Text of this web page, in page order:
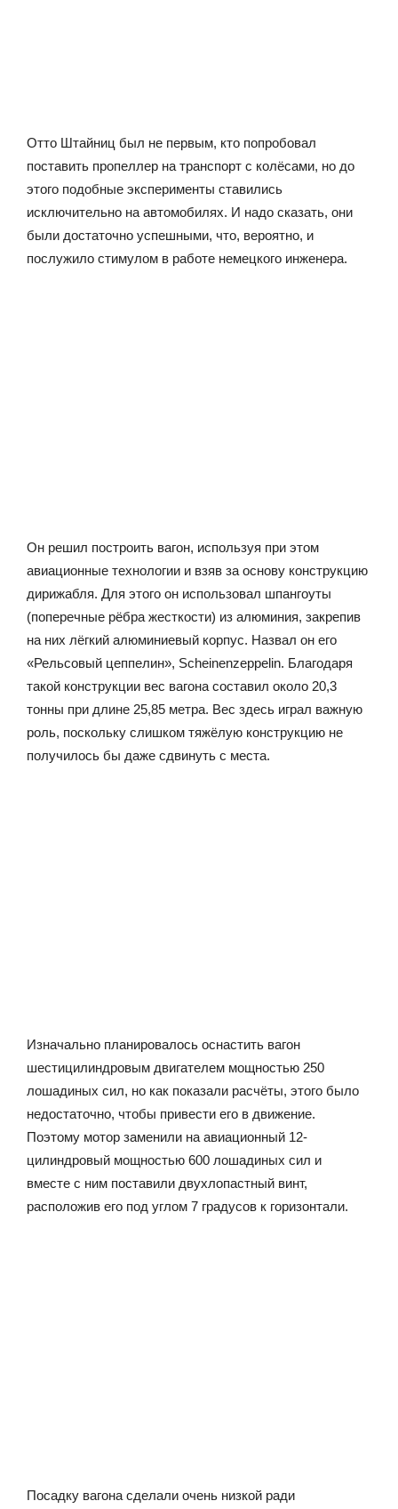
Отто Штайниц был не первым, кто попробовал
поставить пропеллер на транспорт с колёсами, но до
этого подобные эксперименты ставились
исключительно на автомобилях. И надо сказать, они
были достаточно успешными, что, вероятно, и
послужило стимулом в работе немецкого инженера.
Он решил построить вагон, используя при этом
авиационные технологии и взяв за основу конструкцию
дирижабля. Для этого он использовал шпангоуты
(поперечные рёбра жесткости) из алюминия, закрепив
на них лёгкий алюминиевый корпус. Назвал он его
«Рельсовый цеппелин», Scheinenzeppelin. Благодаря
такой конструкции вес вагона составил около 20,3
тонны при длине 25,85 метра. Вес здесь играл важную
роль, поскольку слишком тяжёлую конструкцию не
получилось бы даже сдвинуть с места.
Изначально планировалось оснастить вагон
шестицилиндровым двигателем мощностью 250
лошадиных сил, но как показали расчёты, этого было
недостаточно, чтобы привести его в движение.
Поэтому мотор заменили на авиационный 12-
цилиндровый мощностью 600 лошадиных сил и
вместе с ним поставили двухлопастный винт,
расположив его под углом 7 градусов к горизонтали.
Посадку вагона сделали очень низкой ради